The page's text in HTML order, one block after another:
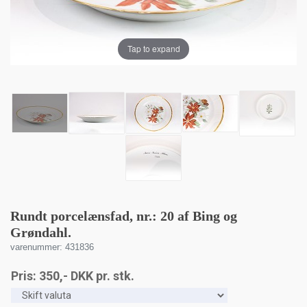
Tap to expand
Rundt porcelænsfad, nr.: 20 af Bing og
Grøndahl.
varenummer: 431836
Pris: 350,- DKK pr. stk.